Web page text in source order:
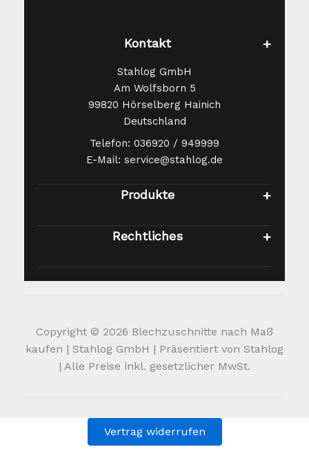
Kontakt
Stahlog GmbH
Am Wolfsborn 5
99820 Hörselberg Hainich
Deutschland
Telefon: 036920 / 949999
E-Mail: service@stahlog.de
Produkte
Rechtliches
Copyright © 2026 Blechzuschnitte nach Maß
kaufen | Stahlog GmbH | Präsentiert von Stahlog
| Alle Preise inkl. gesetzlicher MwSt.
Vertrag widerrufen